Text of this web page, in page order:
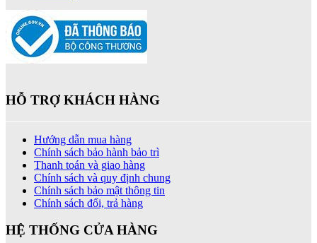
HỖ TRỢ KHÁCH HÀNG
Hướng dẫn mua hàng
Chính sách bảo hành bảo trì
Thanh toán và giao hàng
Chính sách và quy định chung
Chính sách bảo mật thông tin
Chính sách đổi, trả hàng
HỆ THỐNG CỬA HÀNG